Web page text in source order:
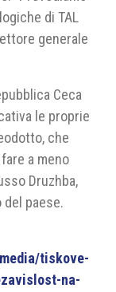
di TAL
generale
Ceca
le proprie
che
a meno
Druzhba,
paese.
tiskove-
na-